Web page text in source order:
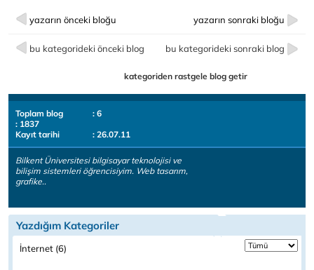
yazarın önceki bloğu yazarın sonraki bloğu
bu kategorideki önceki blog bu kategorideki sonraki blog
kategoriden rastgele blog getir
Toplam blog
: 6
: 1837
Kayıt tarihi
: 26.07.11
Bilkent Üniversitesi bilgisayar teknolojisi ve
bilişim sistemleri öğrencisiyim. Web tasarım,
grafike..
Yazdığım Kategoriler
İnternet (6)